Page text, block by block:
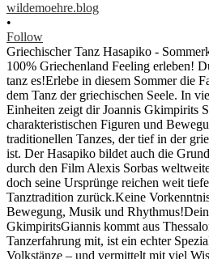
wildemoehre.blog
•
Follow
Griechischer Tanz Hasapiko -
100% Griechenland Feeling erleben!
tanz es!Erlebe in diesem Sommer die
dem Tanz der griechischen Seele. In
Einheiten zeigt dir Joannis Gkimpirits
charakteristischen Figuren und
traditionellen Tanzes, der tief in der
ist. Der Hasapiko bildet auch die
durch den Film Alexis Sorbas
doch seine Ursprünge reichen weit
Tanztradition zurück.Keine
Bewegung, Musik und
GkimpiritsGiannis kommt aus
Tanzerfahrung mit, ist ein echter
Volkstänze – und vermittelt mit viel